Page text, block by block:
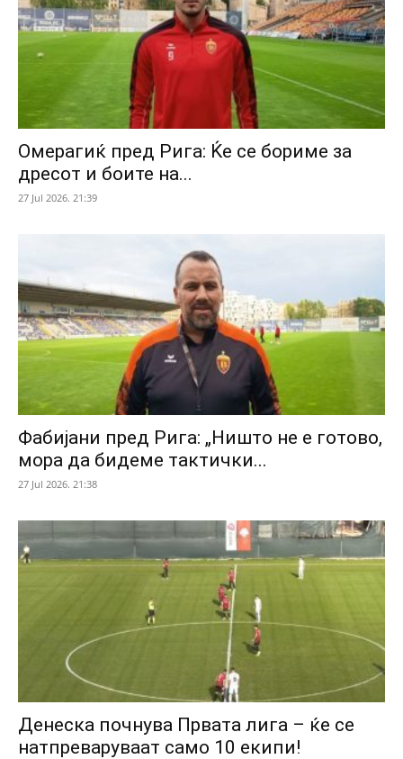
Омерагиќ пред Рига: Ќе се бориме за
дресот и боите на...
27 Jul 2026. 21:39
Фабијани пред Рига: „Ништо не е готово,
мора да бидеме тактички...
27 Jul 2026. 21:38
Денеска почнува Првата лига – ќе се
натпреваруваат само 10 екипи!